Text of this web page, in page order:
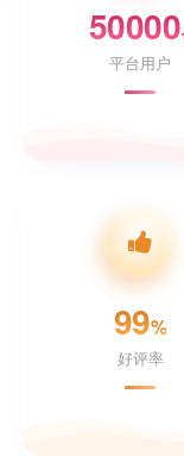
50000
平台用户
99%
好评率